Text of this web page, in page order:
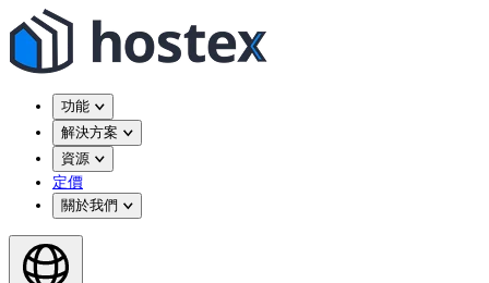
功能
解決方案
資源
定價
關於我們